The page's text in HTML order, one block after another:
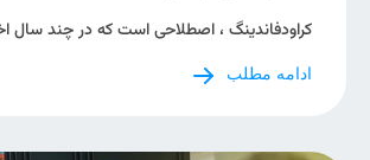
کراودفاندینگ ، اصطلاحی است که در چند سال
ادامه مطلب